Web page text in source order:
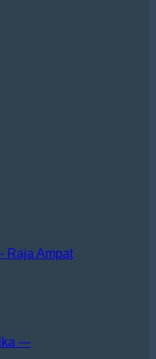
Raja Ampat
—